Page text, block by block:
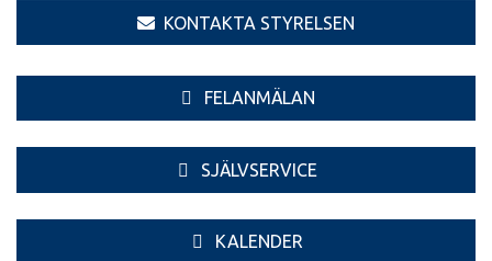
KONTAKTA STYRELSEN
FELANMÄLAN
SJÄLVSERVICE
KALENDER